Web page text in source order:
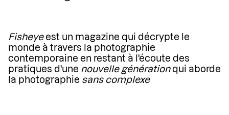
Fisheyeest un magazine qui décrypte le
monde à travers la photographie
contemporaine en restant à l'écoute des
pratiques d'une nouvelle générationqui aborde
la photographie sans complexe